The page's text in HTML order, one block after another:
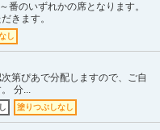
番のいずれかの席となります。
きます。
し
第ぴあで分配しますので、ご自
分...
塗りつぶしなし